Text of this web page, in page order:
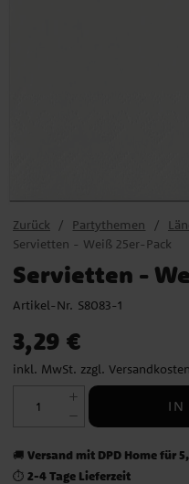
Zurück Partythemen
Servietten - Weiß 25er-Pack
Servietten -
Artikel-Nr. S8083-1
Preis:3,29 €
3,29 €
inkl. MwSt. zzgl. Versandkosten
IN
🚚 Versand mit DPD Home für
⏱️ 2-4 Tage Lieferzeit